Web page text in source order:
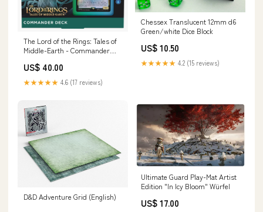
The Lord of the Rings: Tales of
Middle-Earth - Commander
US$ 40.00
★★★★★ 4.6 (17 reviews)
Chessex Translucent 12mm d6
Green/white Dice Block
US$ 10.50
★★★★★ 4.2 (15 reviews)
D&D Adventure Grid (English)
Ultimate Guard Play-Mat Artist
Edition "In Icy Bloom" Würfel
US$ 17.00